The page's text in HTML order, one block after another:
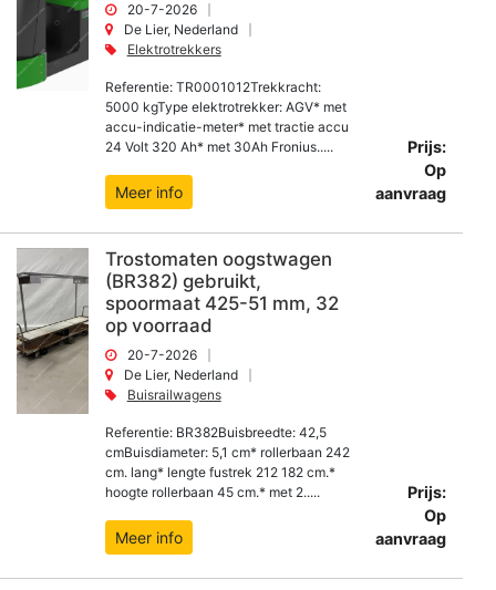
20-7-2026
De Lier, Nederland
Elektrotrekkers
Referentie: TR0001012Trekkracht:
5000 kgType elektrotrekker: AGV* met
accu-indicatie-meter* met tractie accu
24 Volt 320 Ah* met 30Ah Fronius.....
Meer info
Prijs:
Op
aanvraag
Trostomaten oogstwagen
(BR382) gebruikt,
spoormaat 425-51 mm, 32
op voorraad
20-7-2026
De Lier, Nederland
Buisrailwagens
Referentie: BR382Buisbreedte: 42,5
cmBuisdiameter: 5,1 cm* rollerbaan 242
cm. lang* lengte fustrek 212 182 cm.*
hoogte rollerbaan 45 cm.* met 2.....
Meer info
Prijs:
Op
aanvraag